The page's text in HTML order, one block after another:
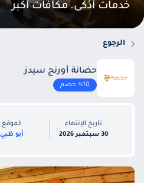
خدمات أذكى. مكافآت أكبر
الرجوع
حضانة أورنج سيدز
%10 خصم
تاريخ الإنتهاء
30 سبتمبر 2026
الموقع
أبو ظبي